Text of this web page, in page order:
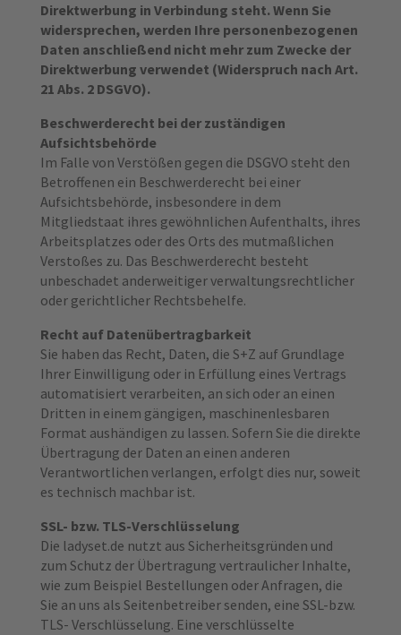
Direktwerbung in Verbindung steht. Wenn Sie
widersprechen, werden Ihre personenbezogenen
Daten anschließend nicht mehr zum Zwecke der
Direktwerbung verwendet (Widerspruch nach Art.
21 Abs. 2 DSGVO).
Beschwerderecht bei der zuständigen
Aufsichtsbehörde
Im Falle von Verstößen gegen die DSGVO steht den
Betroffenen ein Beschwerderecht bei einer
Aufsichtsbehörde, insbesondere in dem
Mitgliedstaat ihres gewöhnlichen Aufenthalts, ihres
Arbeitsplatzes oder des Orts des mutmaßlichen
Verstoßes zu. Das Beschwerderecht besteht
unbeschadet anderweitiger verwaltungsrechtlicher
oder gerichtlicher Rechtsbehelfe.
Recht auf Datenübertragbarkeit
Sie haben das Recht, Daten, die S+Z auf Grundlage
Ihrer Einwilligung oder in Erfüllung eines Vertrags
automatisiert verarbeiten, an sich oder an einen
Dritten in einem gängigen, maschinenlesbaren
Format aushändigen zu lassen. Sofern Sie die direkte
Übertragung der Daten an einen anderen
Verantwortlichen verlangen, erfolgt dies nur, soweit
es technisch machbar ist.
SSL- bzw. TLS-Verschlüsselung
Die ladyset.de nutzt aus Sicherheitsgründen und
zum Schutz der Übertragung vertraulicher Inhalte,
wie zum Beispiel Bestellungen oder Anfragen, die
Sie an uns als Seitenbetreiber senden, eine SSL-bzw.
TLS- Verschlüsselung. Eine verschlüsselte